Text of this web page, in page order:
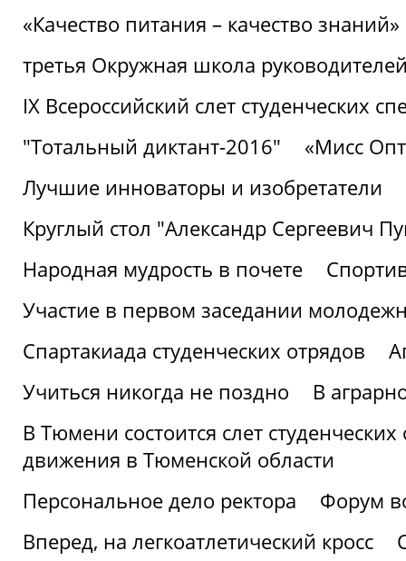
«Качество питания – качество знаний»
третья Окружная школа
IХ Всероссийский слет студенческих
"Тотальный диктант-2016"
«Мисс
Лучшие инноваторы и изобретатели
Круглый стол "Александр Сергеевич
Народная мудрость в почете
Участие в первом заседании
Спартакиада студенческих отрядов
Учиться никогда не поздно
В
В Тюмени состоится слет
движения в Тюменской области
Персональное дело ректора
Форум
Вперед, на легкоатлетический кросс